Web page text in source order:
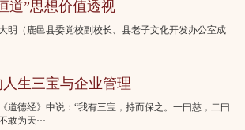
道”思想价值透视
明（鹿邑县委党校副校长、县老子文化开发办公室成
生三宝与企业管理
道德经》中说：“我有三宝，持而保之。一曰慈，二曰
敢为天···